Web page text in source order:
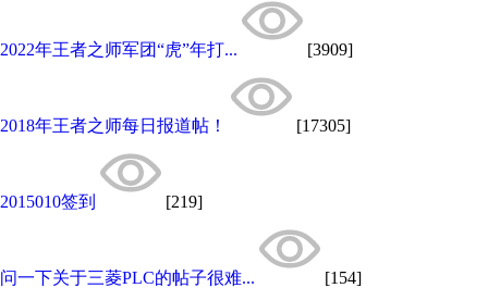
2022年王者之师军团“虎”年打... [3909]
2018年王者之师每日报道帖！ [17305]
2015010签到 [219]
问一下关于三菱PLC的帖子很难... [154]